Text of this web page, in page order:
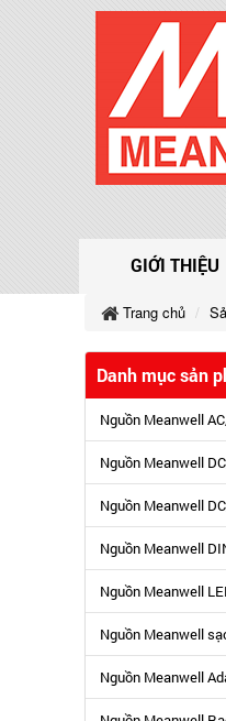
GIỚI THIỆU
Trang chủ
Danh mục sản
Nguồn Meanwell
Nguồn Meanwell
Nguồn Meanwell
Nguồn Meanwell
Nguồn Meanwell
Nguồn Meanwell
Nguồn Meanwell